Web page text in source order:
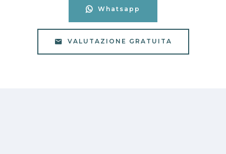
Whatsapp
VALUTAZIONE GRATUITA